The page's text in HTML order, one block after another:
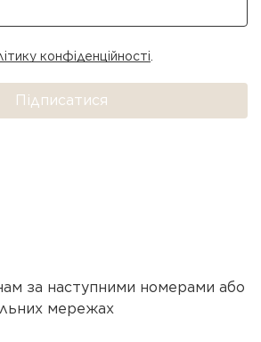
Підписатися
конфіденційності.
за наступними номерами або
мережах